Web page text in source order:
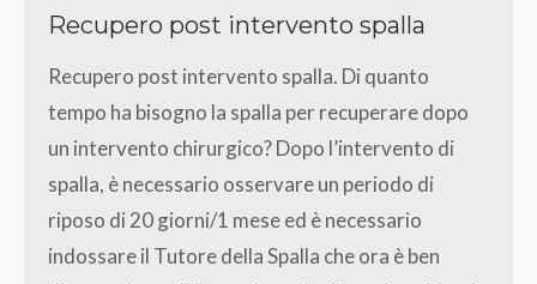
Recupero post intervento spalla
Recupero post intervento spalla. Di quanto
tempo ha bisogno la spalla per recuperare dopo
un intervento chirurgico? Dopo l’intervento di
spalla, è necessario osservare un periodo di
riposo di 20 giorni/1 mese ed è necessario
indossare il Tutore della Spalla che ora è ben